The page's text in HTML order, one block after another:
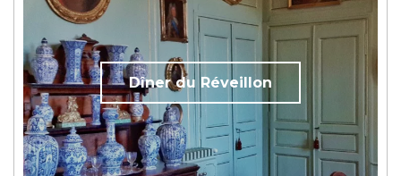
Dîner du Réveillon